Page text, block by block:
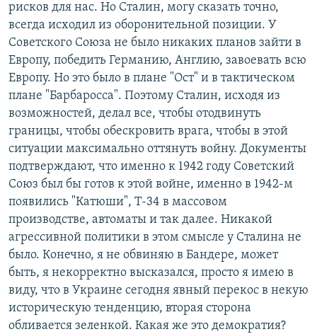
рисков для нас. Но Сталин, могу сказать точно,
всегда исходил из оборонительной позиции. У
Советского Союза не было никаких планов зайти в
Европу, победить Германию, Англию, завоевать всю
Европу. Но это было в плане "Ост" и в тактическом
плане "Барбаросса". Поэтому Сталин, исходя из
возможностей, делал все, чтобы отодвинуть
границы, чтобы обескровить врага, чтобы в этой
ситуации максимально оттянуть войну. Документы
подтверждают, что именно к 1942 году Советский
Союз был бы готов к этой войне, именно в 1942-м
появились "Катюши", Т-34 в массовом
производстве, автоматы и так далее. Никакой
агрессивной политики в этом смысле у Сталина не
было. Конечно, я не обвиняю в Бандере, может
быть, я некорректно высказался, просто я имею в
виду, что в Украине сегодня явный перекос в некую
историческую тенденцию, вторая сторона
обливается зеленкой. Какая же это демократия?